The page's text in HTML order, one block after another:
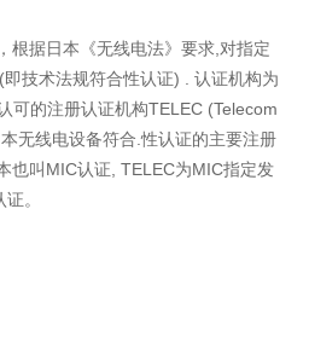
根据日本《无线电法》要求,对指定
技术法规符合性认证) . 认证机构为
可的注册认证机构TELEC (Telecom
无线电设备符合.性认证的主要注册
也叫MIC认证, TELEC为MIC指定发
。